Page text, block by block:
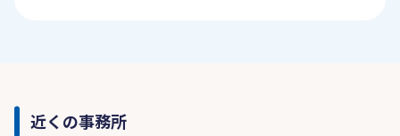
近くの事務所